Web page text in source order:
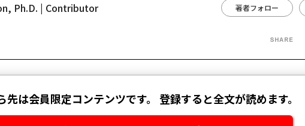
Ph.D. | Contributor 著者フォロー